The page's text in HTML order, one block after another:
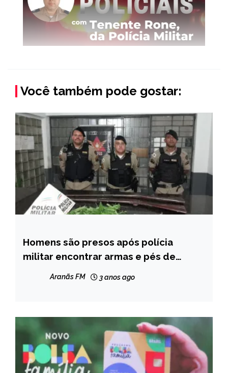
Você também pode gostar:
CAPELINHA
MINAS
Homens são presos após polícia
militar encontrar armas e pés de
Aranãs FM 3 anos ago